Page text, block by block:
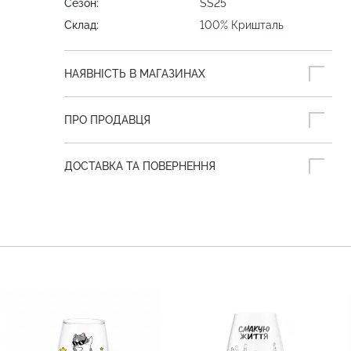
Сезон:
SS25
Склад:
100% Кришталь
НАЯВНІСТЬ В МАГАЗИНАХ
ПРО ПРОДАВЦЯ
ДОСТАВКА ТА ПОВЕРНЕННЯ